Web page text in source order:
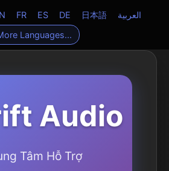
FR ES DE 日本語
العربية
Languages...
Audio
Tâm Hỗ Trợ